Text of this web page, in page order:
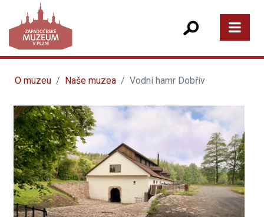
O muzeu Naše muzea Vodní hamr Dobřív